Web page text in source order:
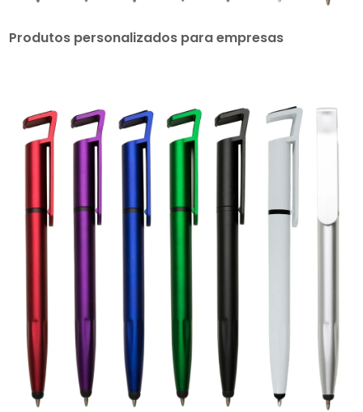
Produtos personalizados para empresas